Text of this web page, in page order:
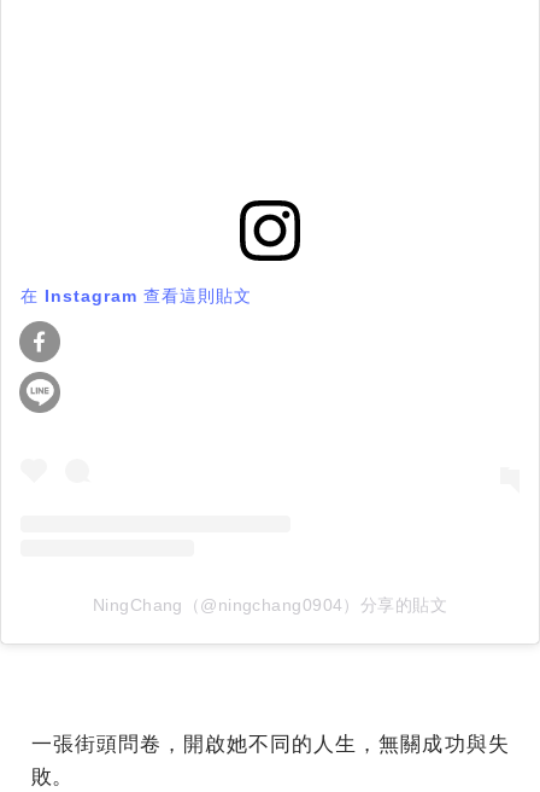
在 Instagram 查看這則貼文
NingChang（@ningchang0904）分享的貼文
一張街頭問卷，開啟她不同的人生，無關成功與失
敗。